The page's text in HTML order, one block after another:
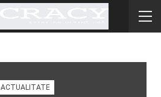
ACTUALITATE